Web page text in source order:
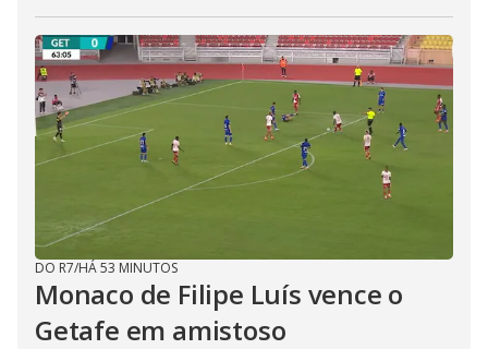
DO R7/HÁ 53 MINUTOS
Monaco de Filipe Luís vence o
Getafe em amistoso